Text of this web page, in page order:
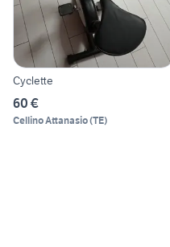
Cyclette
60 €
Cellino Attanasio(TE)